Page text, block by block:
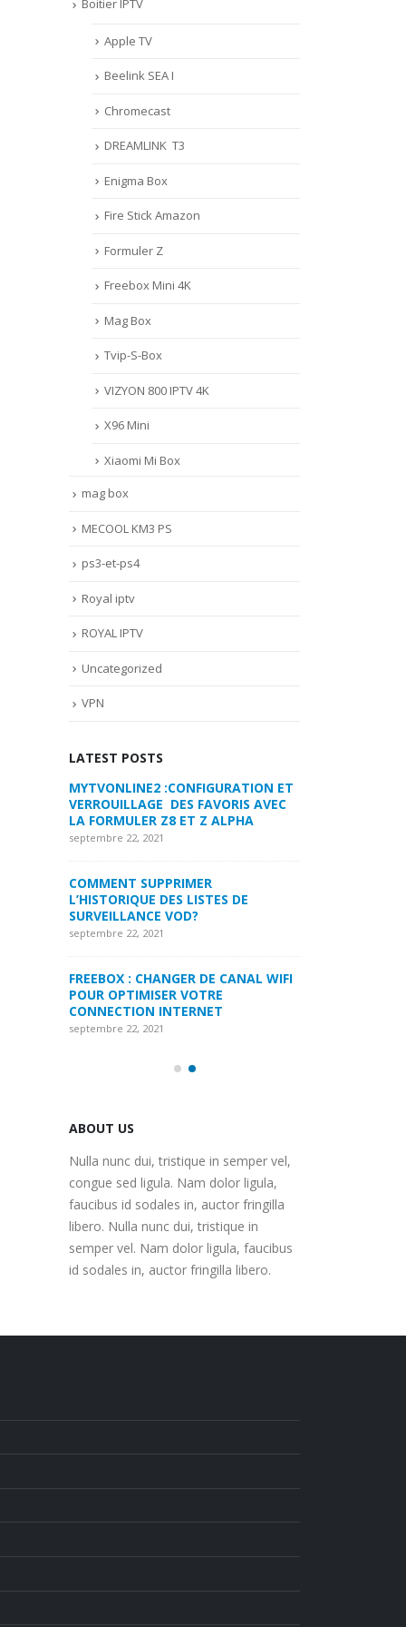
Lire la suite
Boitier IPTV
Apple TV
Beelink SEA I
Chromecast
DREAMLINK T3
Enigma Box
Fire Stick Amazon
Formuler Z
Freebox Mini 4K
Mag Box
Tvip-S-Box
VIZYON 800 IPTV 4K
X96 Mini
Xiaomi Mi Box
mag box
MECOOL KM3 PS
ps3-et-ps4
Royal iptv
ROYAL IPTV
Uncategorized
VPN
LATEST POSTS
COMMENT PARAMETRER VOTRE
DREAMLINK T3
septembre 22, 2021
MYTVONLINE1 MYTVONLINE2
:QUELLES SONT LES LIMITATIONS
MAXIMALES PRIS EN CHARGE SUR
CLES USB|DISQUE DUR | CARTE SD
septembre 22, 2021
COMMENT UTILISER VOTRE
ABONNEMENT IPTV DE VOTRE
MAG250/254 POUR KODI
septembre 22, 2021
ABOUT US
Nulla nunc dui, tristique in semper vel,
congue sed ligula. Nam dolor ligula,
faucibus id sodales in, auctor fringilla
libero. Nulla nunc dui, tristique in
semper vel. Nam dolor ligula, faucibus
id sodales in, auctor fringilla libero.